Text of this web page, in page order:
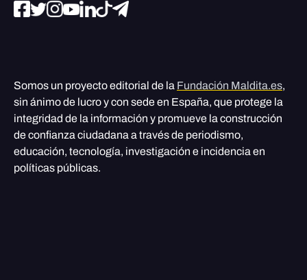
Somos un proyecto editorial de la Fundación Maldita.es,
sin ánimo de lucro y con sede en España, que protege la
integridad de la información y promueve la construcción
de confianza ciudadana a través de periodismo,
educación, tecnología, investigación e incidencia en
políticas públicas.